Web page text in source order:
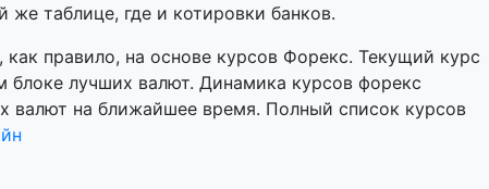
таблице, где и котировки банков.
правило, на основе курсов Форекс. Текущий курс
лучших валют. Динамика курсов форекс
валют на ближайшее время. Полный список курсов